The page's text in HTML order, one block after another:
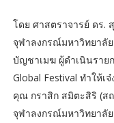
โดย ศาสตราจารย์ ดร.
จุฬาลงกรณ์มหาวิทยาลั
บัญชาเมฆ ผู้ดำเนินราย
Global Festival ทำให้เ
คุณ กราสิก สมิตะสิริ (
จุฬาลงกรณ์มหาวิทยาลั